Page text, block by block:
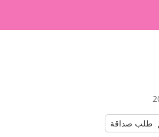
طلب صداقة